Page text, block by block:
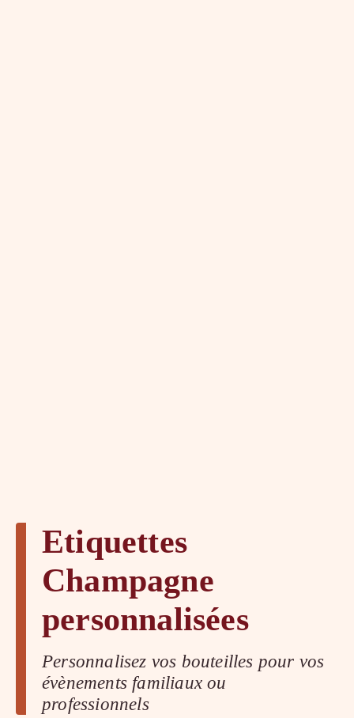
Etiquettes
Champagne
personnalisées
Personnalisez vos bouteilles pour vos
évènements familiaux ou
professionnels